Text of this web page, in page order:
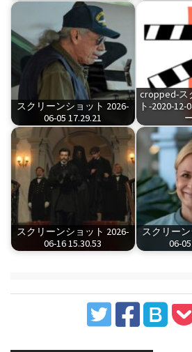
スクリーンショット 2026-
06-05 17.29.21
cropped-ス
ト-2020-12-
スクリーンショット 2026-
06-16 15.30.53
スクリー
06-